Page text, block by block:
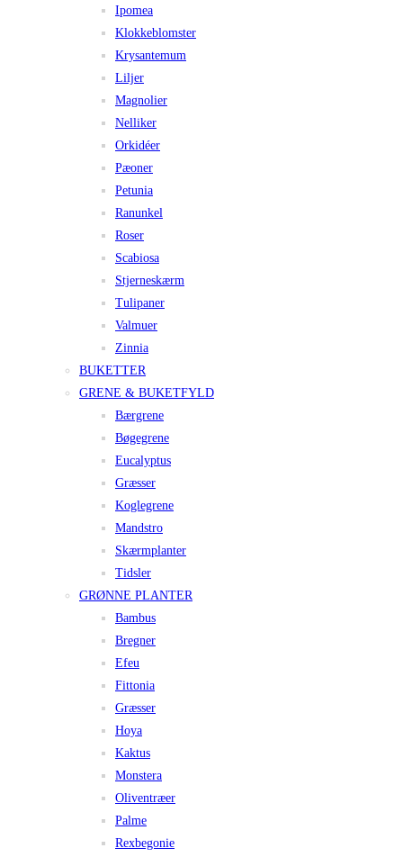
Ipomea
Klokkeblomster
Krysantemum
Liljer
Magnolier
Nelliker
Orkidéer
Pæoner
Petunia
Ranunkel
Roser
Scabiosa
Stjerneskærm
Tulipaner
Valmuer
Zinnia
BUKETTER
GRENE & BUKETFYLD
Bærgrene
Bøgegrene
Eucalyptus
Græsser
Koglegrene
Mandstro
Skærmplanter
Tidsler
GRØNNE PLANTER
Bambus
Bregner
Efeu
Fittonia
Græsser
Hoya
Kaktus
Monstera
Oliventræer
Palme
Rexbegonie